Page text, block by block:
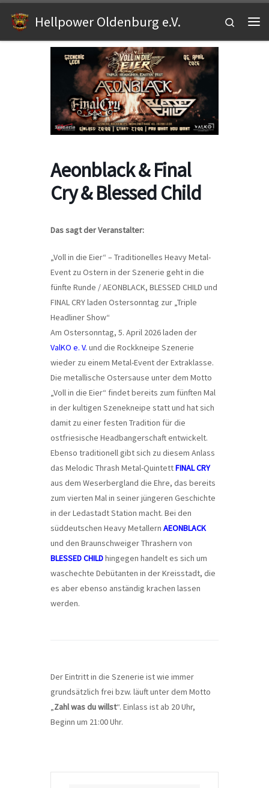
Zum Inhalt springen
Hellpower Oldenburg e.V.
Search
Aeonblack & Final
Cry & Blessed Child
Das sagt der Veranstalter:
„Voll in die Eier“ – Traditionelles Heavy Metal-
Event zu Ostern in der Szenerie geht in die
fünfte Runde / AEONBLACK, BLESSED CHILD und
FINAL CRY laden Ostersonntag zur „Triple
Headliner Show“
Am Ostersonntag, 5. April 2026 laden der
ValKO e. V. und die Rockkneipe Szenerie
wieder zu einem Metal-Event der Extraklasse.
Die metallische Ostersause unter dem Motto
„Voll in die Eier“ findet bereits zum fünften Mal
in der kultigen Szenekneipe statt und hat sich
damit zu einer festen Tradition für die
ostfriesische Headbangerschaft entwickelt.
Ebenso traditionell gibt sich zu diesem Anlass
das Melodic Thrash Metal-QuintettFINAL CRY
aus dem Weserbergland die Ehre, das bereits
zum vierten Mal in seiner jüngeren Geschichte
in der Ledastadt Station macht. Bei den
süddeutschen Heavy Metallern AEONBLACK
und den Braunschweiger Thrashern von
BLESSED CHILDhingegen handelt es sich um
waschechte Debütanten in der Kreisstadt, die
es aber ebenso anständig krachen lassen
werden.
Der Eintritt in die Szenerie ist wie immer
grundsätzlich frei bzw. läuft unter dem Motto
„Zahl was du willst“. Einlass ist ab 20 Uhr,
Beginn um 21:00 Uhr.